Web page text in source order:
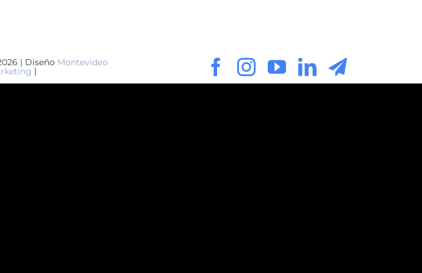
| Diseño Montevideo
|